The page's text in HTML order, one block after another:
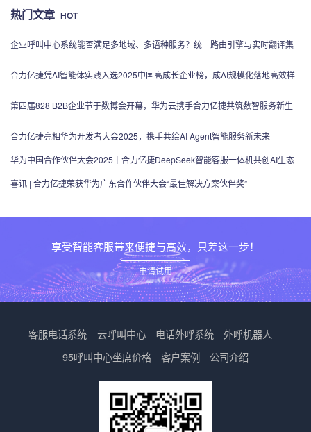
热门文章 HOT
企业呼叫中心系统能否满足多地域、多语种服务？统一路由引擎与实时翻译集
合力亿捷凭AI智能体实践入选2025中国高成长企业榜，成AI规模化落地高效样
第四届828 B2B企业节于数博会开幕，华为云携手合力亿捷共筑数智服务新生
合力亿捷亮相华为开发者大会2025，携手共绘AI Agent智能服务新未来
华为中国合作伙伴大会2025｜合力亿捷DeepSeek智能客服一体机共创AI生态
喜讯 | 合力亿捷荣获华为广东合作伙伴大会“最佳解决方案伙伴奖”
享受智能客服带来便捷与高效，只差这一步！
申请试用
客服电话系统 云呼叫中心 电话外呼系统
外呼机器人
95呼叫中心坐席价格 客户案例 公司介绍